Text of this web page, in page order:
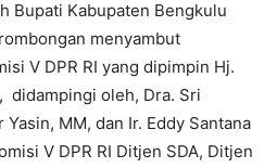
Bupati Kabupaten Bengkulu
menyambut
V DPR RI yang dipimpin Hj.
didampingi oleh, Dra. Sri
MM, dan Ir. Eddy Santana
V DPR RI Ditjen SDA, Ditjen